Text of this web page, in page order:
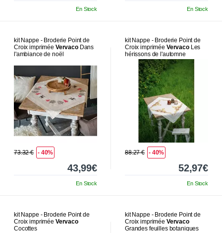
En Stock En Stock
kit Nappe - Broderie Point de
Croix imprimée VervacoDans
l'ambiance de noël
73.32 € - 40%
43,99€
En Stock
kit Nappe - Broderie Point de
Croix imprimée VervacoLes
hérissons de l'automne
88.27 € - 40%
52,97€
En Stock
kit Nappe - Broderie Point de
Croix imprimée Vervaco
Cocottes
kit Nappe - Broderie Point de
Croix imprimée Vervaco
Grandes feuilles botaniques